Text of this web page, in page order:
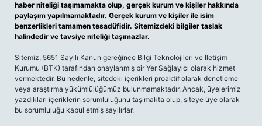
haber niteliği taşımamakta olup, gerçek kurum ve kişiler hakkında
paylaşım yapılmamaktadır. Gerçek kurum ve kişiler ile isim
benzerlikleri tamamen tesadüfidir. Sitemizdeki bilgiler taslak
halindedir ve tavsiye niteliği taşımazlar.
Sitemiz, 5651 Sayılı Kanun gereğince Bilgi Teknolojileri ve İletişim
Kurumu (BTK) tarafından onaylanmış bir Yer Sağlayıcı olarak hizmet
vermektedir. Bu nedenle, sitedeki içerikleri proaktif olarak denetleme
veya araştırma yükümlülüğümüz bulunmamaktadır. Ancak, üyelerimiz
yazdıkları içeriklerin sorumluluğunu taşımakta olup, siteye üye olarak
bu sorumluluğu kabul etmiş sayılırlar.